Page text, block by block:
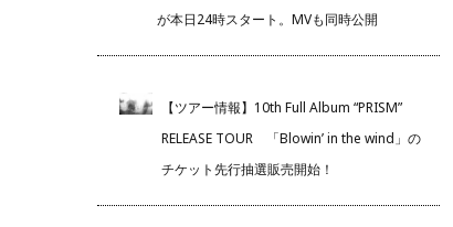
が本日24時スタート。MVも同時公開
【ツアー情報】10th Full Album “PRISM”
RELEASE TOUR 「Blowin’ in the wind」の
チケット先行抽選販売開始！